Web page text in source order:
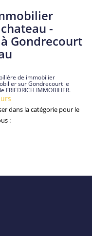
-
Gondrecourt
de immobilier
sur Gondrecourt le
IMMOBILIER.
dans la catégorie pour le
: